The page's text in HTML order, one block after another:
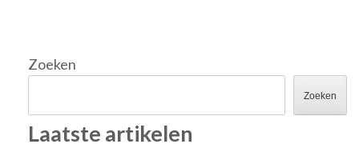
Zoeken
Zoeken
Laatste artikelen